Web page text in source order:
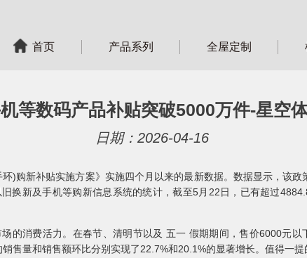
首页 产品系列 全屋定制
等数码产品补贴突破5000万件-星空
日期：2026-04-16
)购新补贴实施方案》实施四个月以来的最新数据。数据显示，该
换新及手机等购新信息系统的统计，截至5月22日，已有超过
的消费活力。在春节、清明节以及 五一 假期期间，售价6000元
售量和销售额环比分别实现了22.7%和20.1%的显著增长。值得一